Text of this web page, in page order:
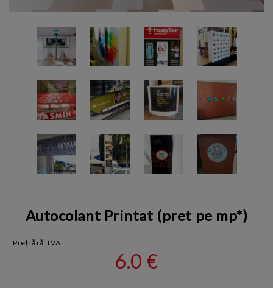
Autocolant Printat (pret pe mp*)
Preț fără TVA:
6.0 €